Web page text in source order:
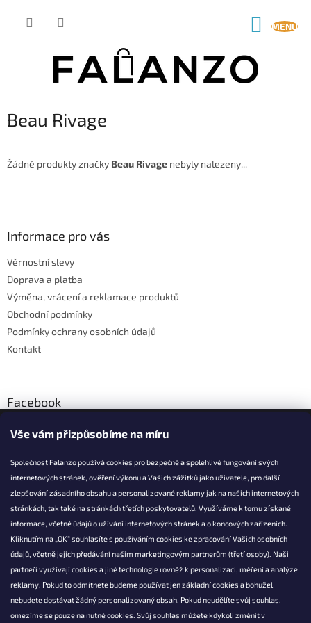
Vše vám přizpůsobíme na míru
Společnost Falanzo používá cookies pro bezpečné a spolehlivé fungování svých
internetových stránek, ověření výkonu a Vašich zážitků jako uživatele, pro další
zlepšování zásadního obsahu a personalizované reklamy jak na našich internetových
stránkách, tak také na stránkách třetích poskytovatelů. Využíváme k tomu získané
informace, včetně údajů o užívání internetových stránek a o koncových zařízeních.
Kliknutím na „OK“ souhlasíte s používáním cookies ke zpracování Vašich osobních
údajů, včetně jejich předávání našim marketingovým partnerům (třetí osoby). Naši
partneři využívají cookies a jiné technologie rovněž k personalizaci, měření a analýze
reklamy. Pokud to odmítnete budeme používat jen základní cookies a bohužel
nebudete dostávat žádný personalizovaný obsah. Pokud neudělíte svůj souhlas,
omezíme se pouze na nutné cookies. Svůj souhlas můžete kdykoli změnit v
Beau Rivage
Žádné produkty značky Beau Rivage nebyly nalezeny...
Informace pro vás
Věrnostní slevy
Doprava a platba
Výměna, vrácení a reklamace produktů
Obchodní podmínky
Podmínky ochrany osobních údajů
Kontakt
Facebook
KONTAKT
info@falanzo.cz
Falanzo.cz
FalanzoCZ